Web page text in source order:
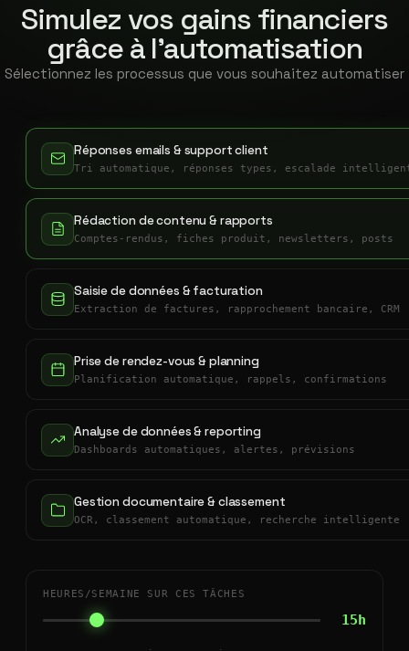
Simulez vos gains financiers
grâce à l'automatisation
Sélectionnez les processus que vous souhaitez automatiser
Réponses emails & support client
Tri automatique, réponses types, escalade
Rédaction de contenu & rapports
Comptes-rendus, fiches produit, newsletters, posts
Saisie de données & facturation
Extraction de factures, rapprochement bancaire, CRM
Prise de rendez-vous & planning
Planification automatique, rappels, confirmations
Analyse de données & reporting
Dashboards automatiques, alertes, prévisions
Gestion documentaire & classement
OCR, classement automatique, recherche intelligente
HEURES/SEMAINE SUR CES TÂCHES
15h